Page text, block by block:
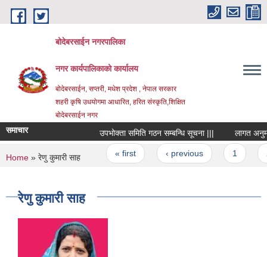
Skip to main content
बोदेबरसाईन नगरपालिका
नगर कार्यपालिकाको कार्यालय
बोदेबरसाईन, सप्तरी, मधेश प्रदेश , नेपाल सरकार
शहरी कृषि उधयोगमा आधारित, हरित संस्कृति,शिक्षित
बोदेबरसाईन नगर
समाचार उपभोक्ता समिति गठन सम्बन्धि सूचना ||| लागत
Pages
« first ‹ previous
You are here
Home » रेणु कुमारी साह
रेणु कुमारी साह